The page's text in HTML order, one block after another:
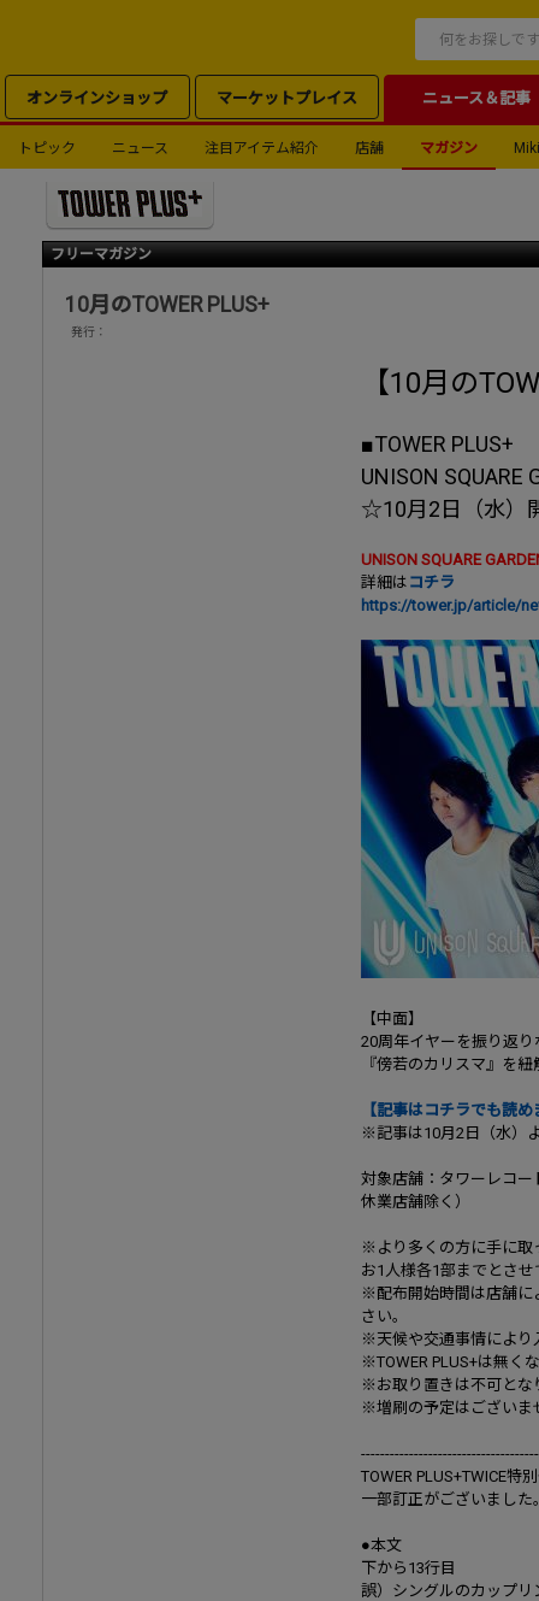
オンラインショップ マーケットプレイス ニュース＆記事
トピック ニュース 注目アイテム紹介 店舗 マガジン
フリーマガジン
10月のTOWER PLUS+
発行：
【10月の
■TOWER PLUS+
UNISON SQUARE
☆10月2日（水）
UNISON SQUARE
詳細は コチラ
https://tower.jp/article/
【中面】
20周年イヤーを振り返り
『傍若のカリスマ』を
【記事はコチラでも読め
※記事は10月2日（水）
対象店舗：タワーレコ
休業店舗除く）
※より多くの方に手に取
お1人様各1部までとさ
※配布開始時間は店舗に
さい。
※天候や交通事情により
※TOWER PLUS+は無く
※お取り置きは不可とな
※増刷の予定はございま
TOWER PLUS+TWICE特
一部訂正がございました
●本文
下から13行目
誤）シングルのカップリ